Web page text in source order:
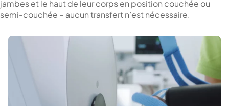
jambes et le haut de leur corps en position couchée ou
semi-couchée – aucun transfert n’est nécessaire.